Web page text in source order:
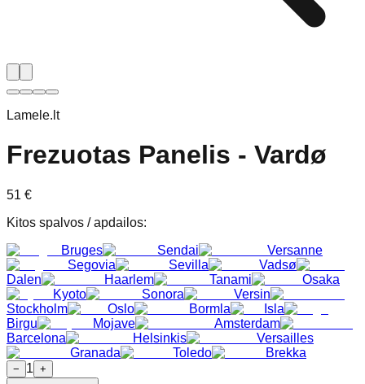
Lamele.lt
Frezuotas Panelis - Vardø
51 €
Kitos spalvos / apdailos:
Bruges
Sendai
Versanne
Segovia
Sevilla
Vadsø
Dalen
Haarlem Tanami
Osaka
Kyoto
Sonora
Versin
Stockholm
Oslo Bormla
Isla
Birgu
Mojave
Amsterdam
Barcelona
Helsinkis
Versailles
Granada
Toledo Brekka
− 1 +